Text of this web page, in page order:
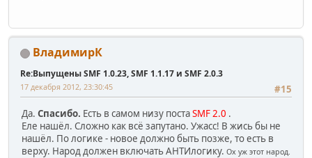
ВладимирК
Re:Выпущены SMF 1.0.23, SMF 1.1.17 и SMF 2.0.3
#15
17 декабря 2012, 23:30:45
Да. Спасибо. Есть в самом низу постаSMF 2.0 .
Еле нашёл. Сложно как всё запутано. Ужасс! В жись бы не
нашёл. По логике - новое должно быть позже, то есть в
верху. Народ должен включать АНТИлогику. Ох уж этот народ.